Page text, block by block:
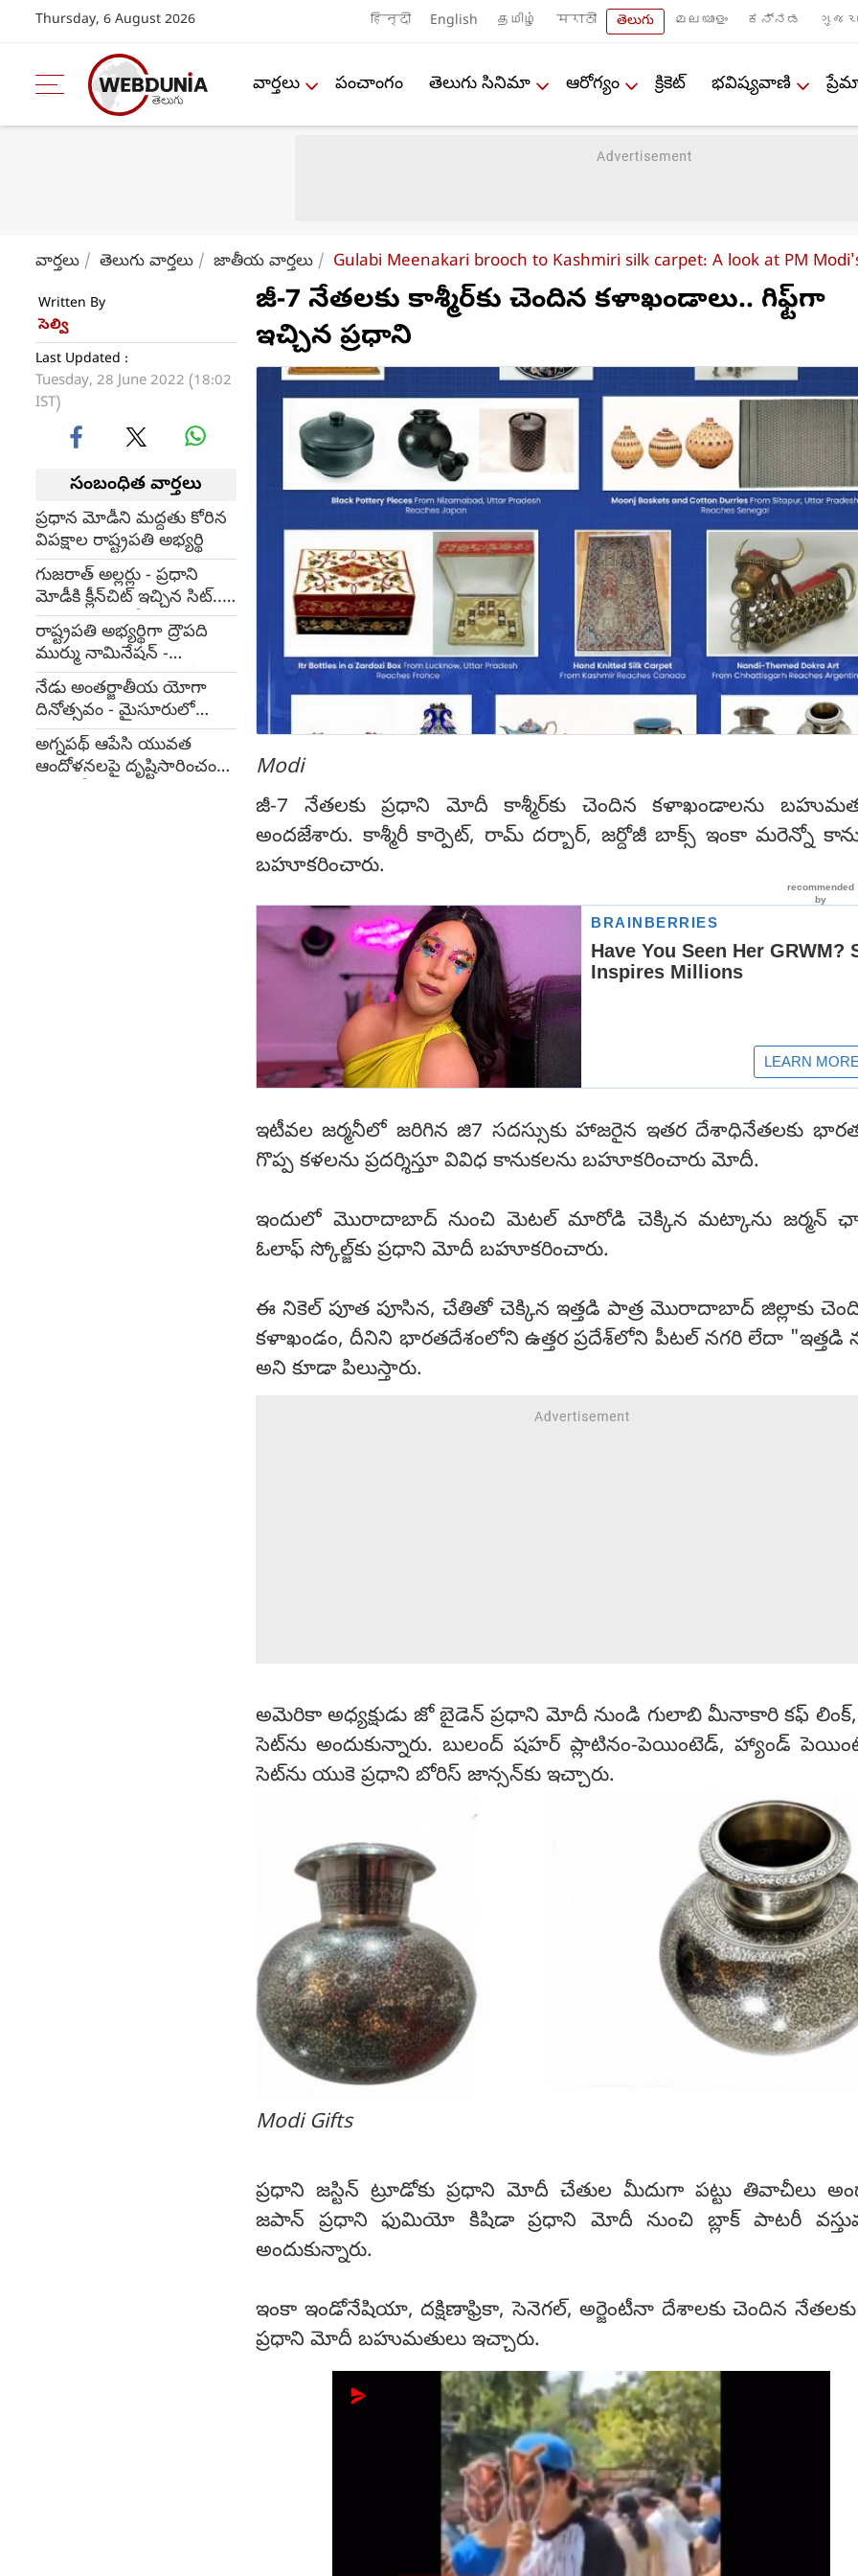
Thursday, 6 August 2026 हिन्दी English தமிழ் मराठी తెలుగు മലയാളം ಕನ್ನಡ
వార్తలు పంచాంగం తెలుగు సినిమా ఆరోగ్యం క్రికెట్ భవిష్యవాణి
వార్తలు తెలుగు వార్తలు జాతీయ వార్తలు Gulabi Meenakari brooch to Kashmiri silk carpet: A look at PM
Written By
సెల్వి
Last Updated :
Tuesday, 28 June 2022 (18:02
IST)
సంబంధిత వార్తలు
ప్రధాన మోడీని మద్దతు కోరిన
విపక్షాల రాష్ట్రపతి అభ్యర్థి
గుజరాత్ అల్లర్లు - ప్రధాని
మోడీకి క్లీన్‌చిట్ ఇచ్చిన సిట్...
సమర్థించిన సుప్రీం
రాష్ట్రపతి అభ్యర్థిగా ద్రౌపది
ముర్ము నామినేషన్ -
యశ్వంత్‌కు 'జడ్' కేటగిరీ
భద్రత
నేడు అంతర్జాతీయ యోగా
దినోత్సవం - మైసూరులో
ప్రధాని యోగాసనాలు
అగ్నపథ్ ఆపేసి యువత
ఆందోళనలపై దృష్టిసారించండి
జీ-7 నేతలకు కాశ్మీర్‌కు చెందిన కళాఖండాలు.. గిఫ్ట్‌గా
ఇచ్చిన ప్రధాని
Modi
జీ-7 నేతలకు ప్రధాని మోదీ కాశ్మీర్‌కు చెందిన కళాఖండాలను
అందజేశారు. కాశ్మీరీ కార్పెట్, రామ్ దర్బార్, జర్దోజీ బాక్స్ ఇంకా మరెన్నో
బహూకరించారు.
ఇటీవల జర్మనీలో జరిగిన జి7 సదస్సుకు హాజరైన ఇతర దేశాధినేతలకు
గొప్ప కళలను ప్రదర్శిస్తూ వివిధ కానుకలను బహూకరించారు మోదీ.
ఇందులో మొరాదాబాద్ నుంచి మెటల్ మారోడి చెక్కిన మట్కాను జర్మన్
ఓలాఫ్ స్కోల్జ్‌కు ప్రధాని మోదీ బహూకరించారు.
ఈ నికెల్ పూత పూసిన, చేతితో చెక్కిన ఇత్తడి పాత్ర మొరాదాబాద్ జిల్లాకు
కళాఖండం, దీనిని భారతదేశంలోని ఉత్తర ప్రదేశ్‌లోని పీటల్ నగరి లేదా "ఇత్తడి
అని కూడా పిలుస్తారు.
అమెరికా అధ్యక్షుడు జో బైడెన్ ప్రధాని మోదీ నుండి గులాబి మీనాకారి కఫ్ లింక్,
సెట్‌ను అందుకున్నారు. బులంద్ షహర్ ప్లాటినం-పెయింటెడ్, హ్యాండ్
సెట్‌ను యుకె ప్రధాని బోరిస్ జాన్సన్‌కు ఇచ్చారు.
Modi Gifts
ప్రధాని జస్టిన్ ట్రూడోకు ప్రధాని మోదీ చేతుల మీదుగా పట్టు తివాచీలు
జపాన్ ప్రధాని ఫుమియో కిషిడా ప్రధాని మోదీ నుంచి బ్లాక్ పాటరీ
అందుకున్నారు.
ఇంకా ఇండోనేషియా, దక్షిణాఫ్రికా, సెనెగల్, అర్జెంటీనా దేశాలకు చెందిన
ప్రధాని మోదీ బహుమతులు ఇచ్చారు.